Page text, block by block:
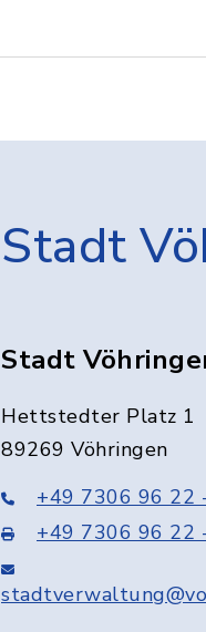
Stadt
Stadt
Hettstedter Platz 1
89269 Vöhringen
+49 7306 96 22
+49 7306 96 22